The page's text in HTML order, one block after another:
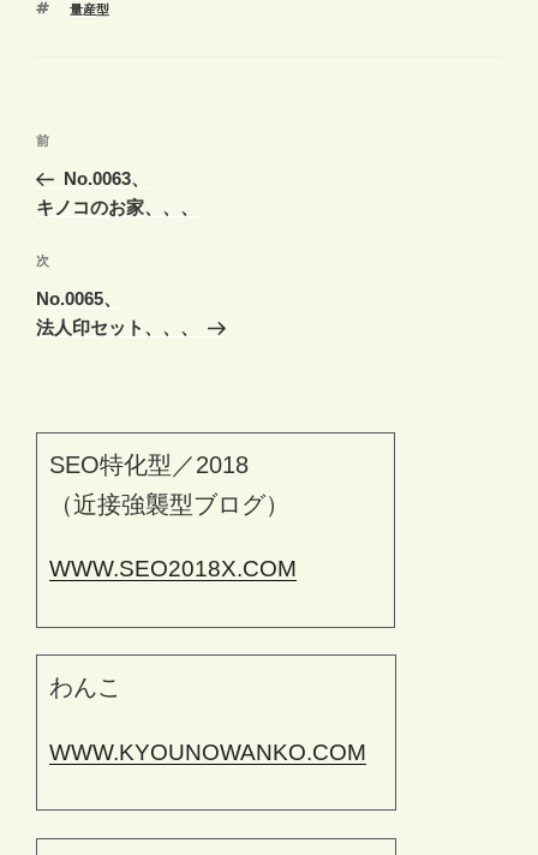
ゴ
タ
量産型
投
ナ
ゲ
ー
シ
前
の
投
前
No.0063、
キノコのお家、、、
次
の
投
次
No.0065、
法人印セット、、、
SEO特化型／2018
（近接強襲型ブログ）
WWW.SEO2018X.COM
わんこ
WWW.KYOUNOWANKO.COM